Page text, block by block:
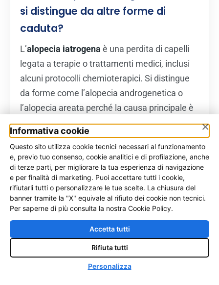
si distingue da altre forme di
caduta?
L’alopecia iatrogena è una perdita di capelli
legata a terapie o trattamenti medici, inclusi
alcuni protocolli chemioterapici. Si distingue
da forme come l’alopecia androgenetica o
l’alopecia areata perché la causa principale è
esterna e correlata all’effetto del trattamento
sul follicolo. Tuttavia, una persona può avere
contemporaneamente più condizioni e questo
rende la diagnosi specialistica ancora più
importante.
Se i capelli post chemio sono
sottili, il trapianto è l’unica
soluzione?
No. Prima di pensare all’intervento bisogna
×
Informativa cookie
Questo sito utilizza cookie tecnici necessari al funzionamento
e, previo tuo consenso, cookie analitici e di profilazione, anche
di terze parti, per migliorare la tua esperienza di navigazione
e per finalità di marketing. Puoi accettare tutti i cookie,
rifiutarli tutti o personalizzare le tue scelte. La chiusura del
banner tramite la "X" equivale al rifiuto dei cookie non tecnici.
Per saperne di più consulta la nostra Cookie Policy.
Accetta tutti
Rifiuta tutti
Personalizza ♿